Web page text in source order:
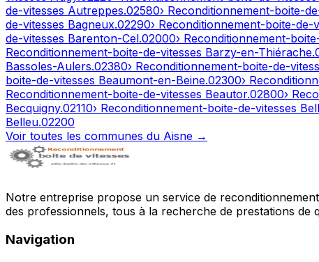
de-vitesses Autreppes.02580› Reconditionnement-boite-
de-vitesses Bagneux.02290› Reconditionnement-boite-de-
de-vitesses Barenton-Cel.02000› Reconditionnement-
Reconditionnement-boite-de-vitesses Barzy-en-Thiérache.
Bassoles-Aulers.02380› Reconditionnement-boite-de-
boite-de-vitesses Beaumont-en-Beine.02300›
Reconditionnement-boite-de-vitesses Beautor.02800›
Becquigny.02110› Reconditionnement-boite-de-vitesses
Belleu.02200
Voir toutes les communes du Aisne →
Notre entreprise propose un service de
des professionnels, tous à la recherche de prestations
Navigation